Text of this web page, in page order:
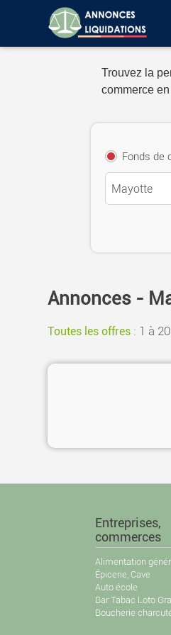
Trouvez la
commerce
Fonds de
Annonces -
Toutes les offres : 1 à
Entreprises,
commerces
Alimentation
Épicerie, Cave
Auto école
Bar Tabac Loto
Boucherie